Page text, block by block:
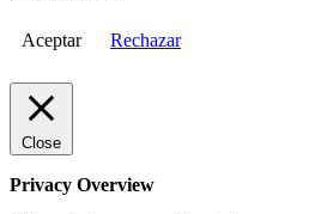
Aceptar Rechazar
Close
Privacy Overview